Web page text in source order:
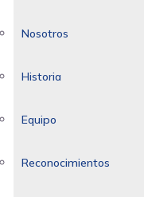
Nosotros
Historia
Equipo
Reconocimientos